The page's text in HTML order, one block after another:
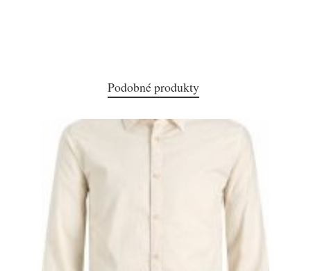
Podobné produkty